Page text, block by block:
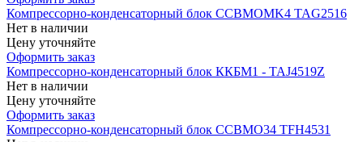
Компрессорно-конденсаторный блок CCBMOMK4 TAG2516
Нет в наличии
Цену уточняйте
Оформить заказ
Компрессорно-конденсаторный блок ККБМ1 - TAJ4519Z
Нет в наличии
Цену уточняйте
Оформить заказ
Компрессорно-конденсаторный блок CCBMO34 TFH4531